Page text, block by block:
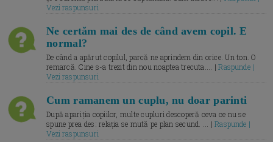
Vezi raspunsuri
Ne certăm mai des de când avem copil. E
normal?
De când a apărut copilul, parcă ne aprindem din orice. Un ton. O
remarcă. Cine s-a trezit din nou noaptea trecuta.... |Raspunde |
Vezi raspunsuri
Cum ramanem un cuplu, nu doar parinti
După apariția copiilor, multe cupluri descoperă ceva ce nu se
spune prea des: relația se mută pe plan secund. ... |Raspunde |
Vezi raspunsuri